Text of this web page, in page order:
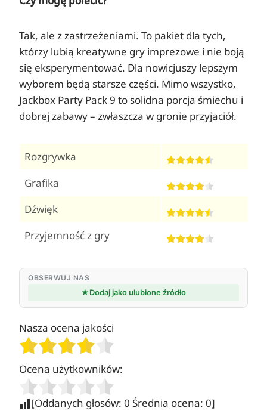
Tak, ale z zastrzeżeniami. To pakiet dla tych,
którzy lubią kreatywne gry imprezowe i nie boją
się eksperymentować. Dla nowicjuszy lepszym
wyborem będą starsze części. Mimo wszystko,
Jackbox Party Pack 9 to solidna porcja śmiechu i
dobrej zabawy – zwłaszcza w gronie przyjaciół.
Rozgrywka
Grafika
Dźwięk
Przyjemność z gry
OBSERWUJ NAS
★Dodaj jako ulubione źródło
Nasza ocena jakości
Ocena użytkowników:
[Oddanych głosów: 0 Średnia ocena: 0]